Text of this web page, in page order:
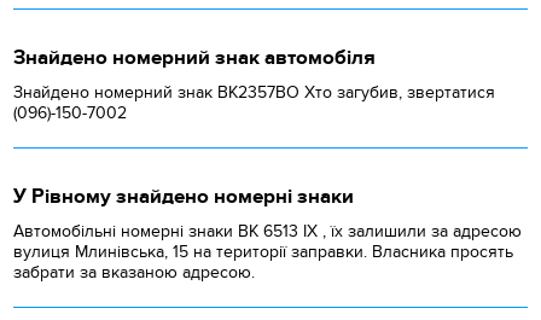
Знайдено номерний знак автомобіля
Знайдено номерний знак ВК2357ВО Хто загубив, звертатися
(096)-150-7002
У Рівному знайдено номерні знаки
Автомобільні номерні знаки BK 6513 IX , їх залишили за адресою
вулиця Млинівська, 15 на території заправки. Власника просять
забрати за вказаною адресою.